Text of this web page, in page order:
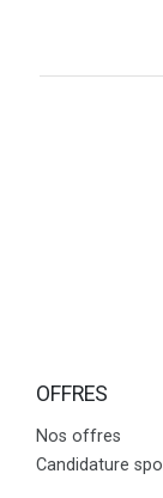
OFFRES
Nos offres
Candidature